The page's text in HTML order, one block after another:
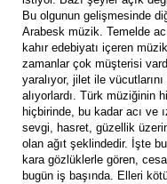
Bu olgunun gelişmesinde
Arabesk müzik. Temelde
kahır edebiyatı içeren
zamanlar çok müşterisi
yaralıyor, jilet ile
alıyorlardı. Türk müziğinin
hiçbirinde, bu kadar acı ve
sevgi, hasret, güzellik
olan ağıt şeklindedir. İşte
kara gözlüklerle gören,
bugün iş başında. Elleri